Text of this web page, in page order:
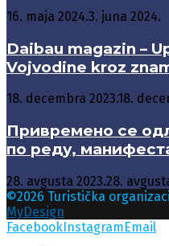
16. maja 2024.3. juna 2024.
Daibau magazin –
Vojvodine kroz
18. decembra 2023.18.
Привремено се
по реду,
28. avgusta 2023.28.
©2026 Turistička
MyDesign
FacebookInstagramEmail